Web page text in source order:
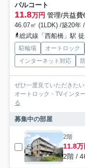
パルコート
11.8万円 管理/共益費
46.07㎡ (1LDK) /築20年
総武線「西船橋」駅
駐輪場 オートロック
インターネット対応
ぜひ一度見ていただきた
オートロック・TVインタ
る
募集中の部屋
2階
11.8万
2階 /